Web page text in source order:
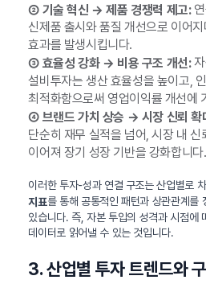
② 기술 혁신 → 제품 경쟁력 제고:연
신제품 출시와 품질 개선으로 이어
효과를 발생시킵니다.
③ 효율성 강화 → 비용 구조 개선:자
설비투자는 생산 효율성을 높이고,
최적화함으로써 영업이익률 개선에
④ 브랜드 가치 상승 → 시장 신뢰 확
단순히 재무 실적을 넘어, 시장 내
이어져 장기 성장 기반을 강화합니다.
이러한 투자-성과 연결 구조는 산업별로
지표를 통해 공통적인 패턴과 상관관계를
있습니다. 즉, 자본 투입의 성격과 시점에
데이터로 읽어낼 수 있는 것입니다.
3. 산업별 투자 트렌드와